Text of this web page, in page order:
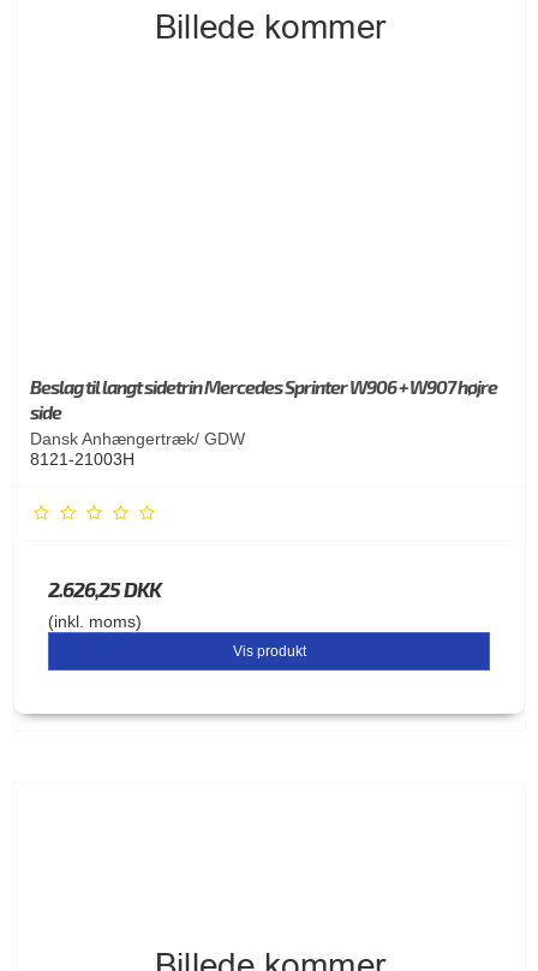
Beslag til langt sidetrin Mercedes Sprinter W906 + W907 højre
side
Dansk Anhængertræk/ GDW
8121-21003H
2.626,25 DKK
(inkl. moms)
Vis produkt